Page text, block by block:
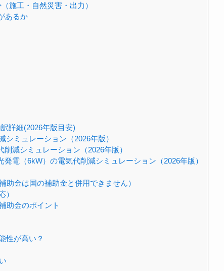
施工・自然災害・出力）
あるか
詳細(2026年版目安)
ミュレーション（2026年版）
減シミュレーション（2026年版）
電（6kW）の電気代削減シミュレーション（2026年版）
助金は国の補助金と併用できません）
）
助金のポイント
性が高い？